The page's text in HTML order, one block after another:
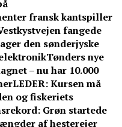
fransk kantspiller
fangede
den sønderjyske
Tønders nye
– nu har 10.000
LEDER: Kursen må
og fiskeriets
Grøn startede
af hesterejer